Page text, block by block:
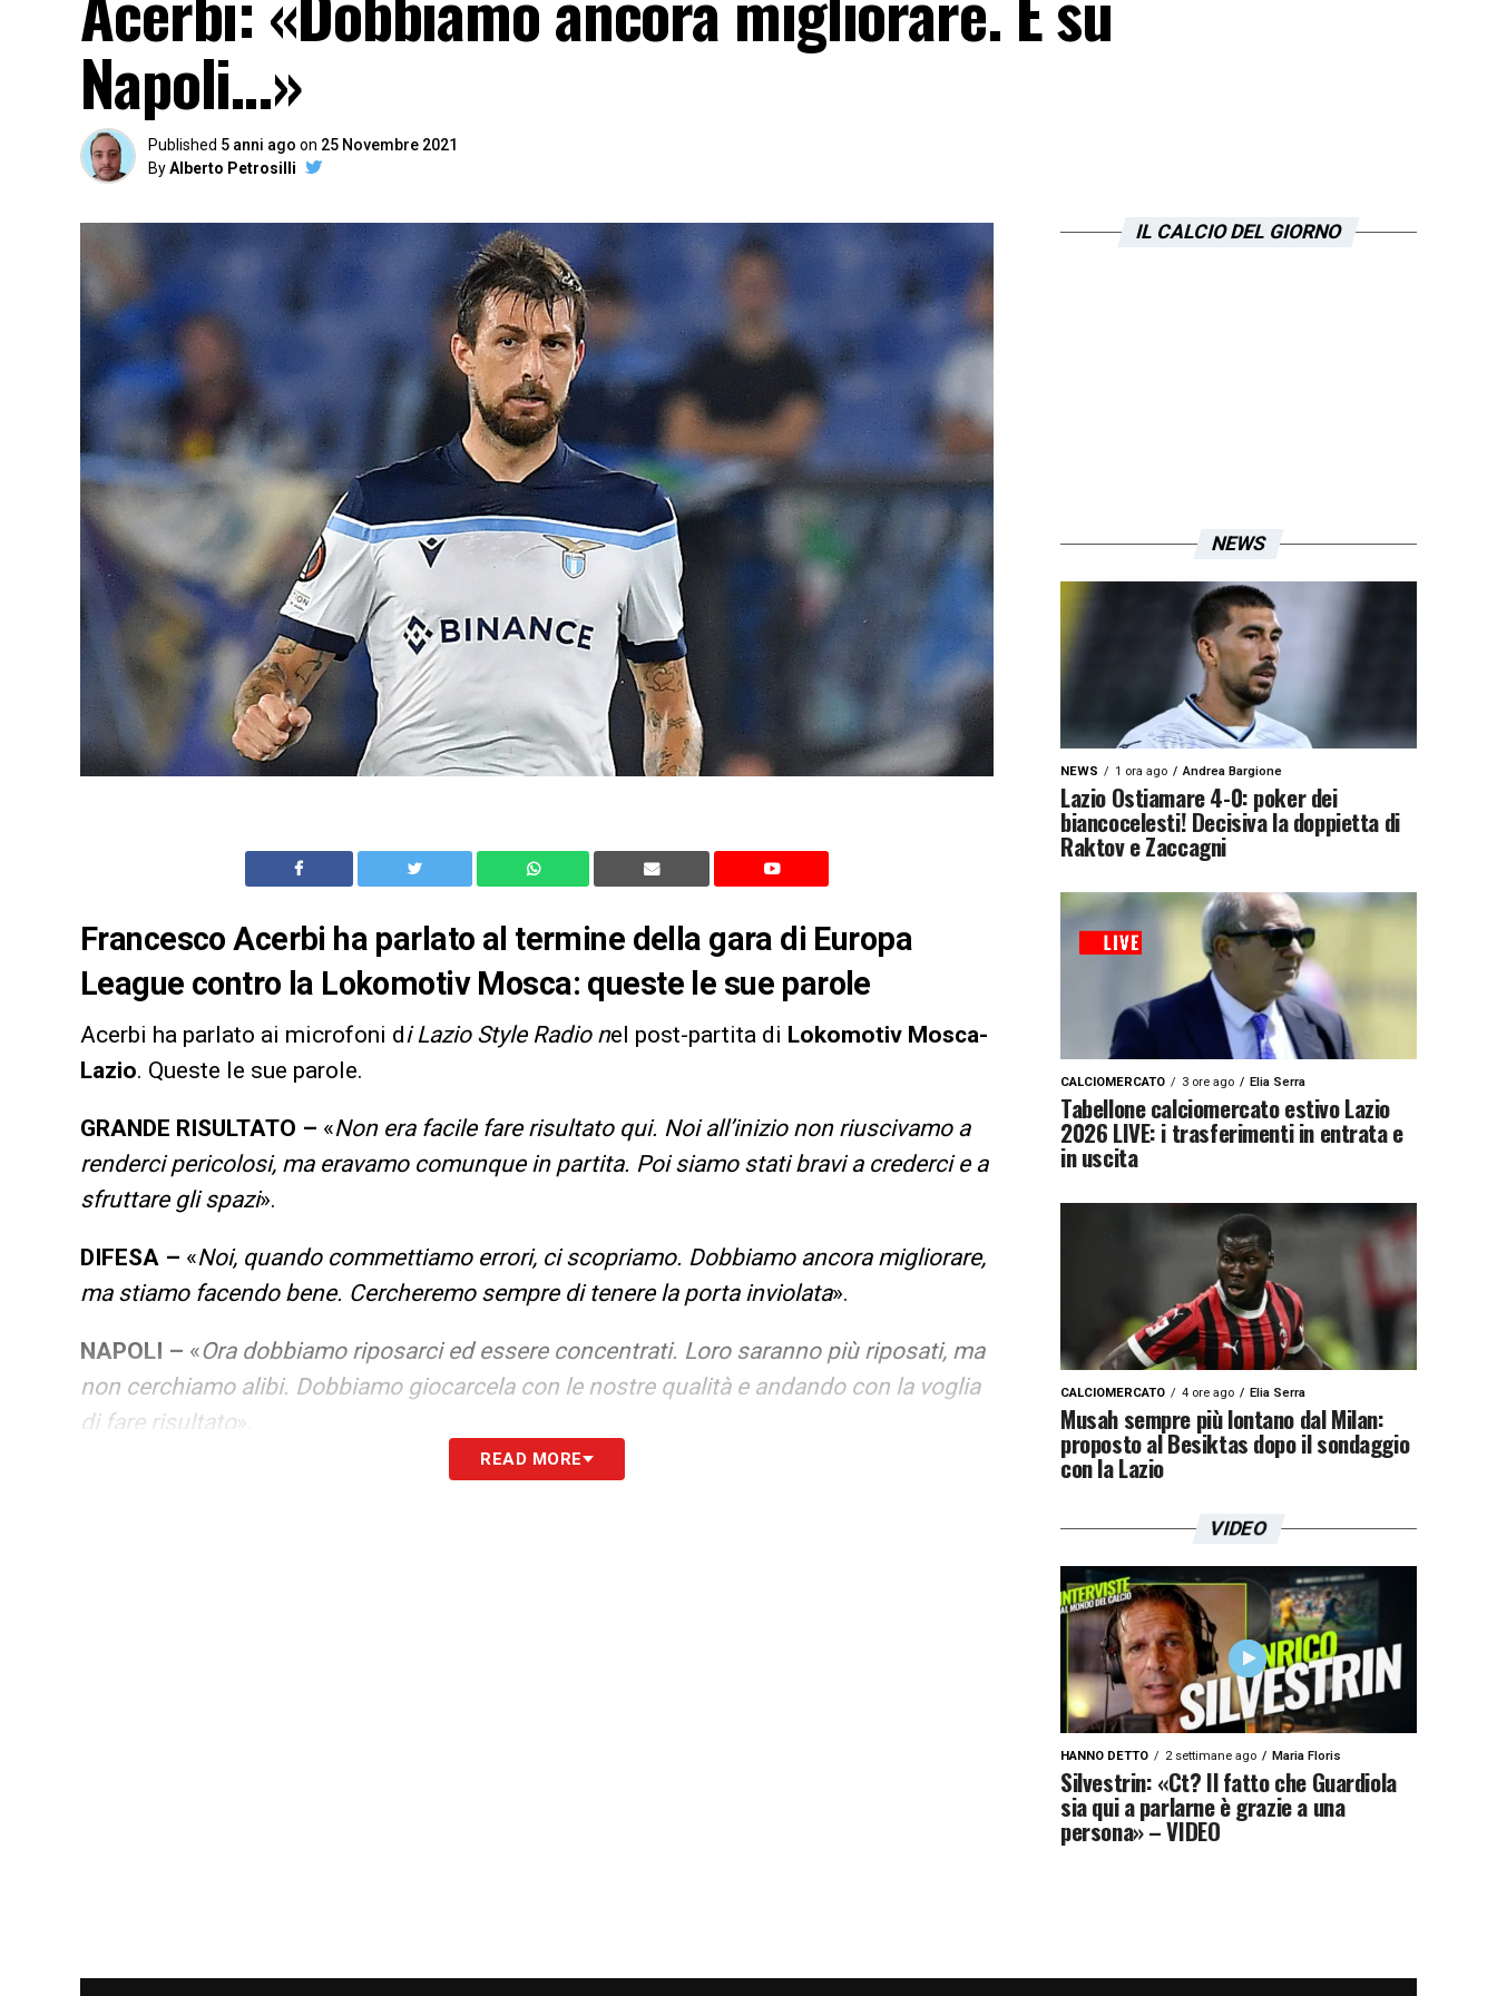
Napoli…»
Published 5 anni ago on 25 Novembre 2021
ByAlberto Petrosilli
Francesco Acerbi ha parlato al termine della gara di Europa
League contro la Lokomotiv Mosca: queste le sue parole
Acerbi ha parlato ai microfoni di Lazio Style Radio nel post-partita di Lokomotiv Mosca-
Lazio. Queste le sue parole.
GRANDE RISULTATO – «Non era facile fare risultato qui. Noi all’inizio non riuscivamo a
renderci pericolosi, ma eravamo comunque in partita. Poi siamo stati bravi a crederci e a
sfruttare gli spazi».
DIFESA – «Noi, quando commettiamo errori, ci scopriamo. Dobbiamo ancora migliorare,
ma stiamo facendo bene. Cercheremo sempre di tenere la porta inviolata».
NAPOLI – «Ora dobbiamo riposarci ed essere concentrati. Loro saranno più riposati, ma
non cerchiamo alibi. Dobbiamo giocarcela con le nostre qualità e andando con la voglia
di fare risultato».
READ MORE
IL CALCIO DEL GIORNO
NEWS
NEWS 1 ora ago Andrea Bargione
Lazio Ostiamare 4-0: poker dei
biancocelesti! Decisiva la doppietta di
Raktov e Zaccagni
CALCIOMERCATO 3 ore ago Elia Serra
Tabellone calciomercato estivo Lazio
2026 LIVE: i trasferimenti in entrata e
in uscita
CALCIOMERCATO 4 ore ago Elia Serra
Musah sempre più lontano dal Milan:
proposto al Besiktas dopo il sondaggio
con la Lazio
VIDEO
HANNO DETTO 2 settimane ago Maria Floris
Silvestrin: «Ct? Il fatto che Guardiola
sia qui a parlarne è grazie a una
persona» – VIDEO